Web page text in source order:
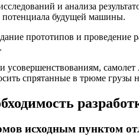
и анализа
потенциала будущей машины.
прототипов и проведение
усовершенствованиям,
спрятанные в трюме
исходным пунктом